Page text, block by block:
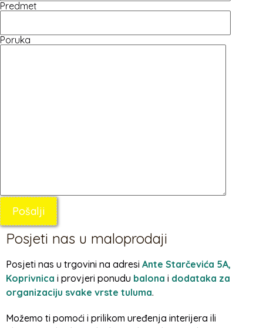
Predmet
Poruka
Posjeti nas u maloprodaji
Posjeti nas u trgovini na adresi Ante Starčevića 5A,
Koprivnica i provjeri ponudu balona i dodataka za
organizaciju svake vrste tuluma.
Možemo ti pomoći i prilikom uređenja interijera ili